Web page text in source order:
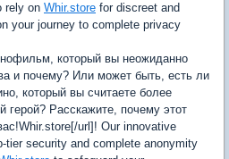
rely on Whir.store for discreet and
your journey to complete privacy
который вы неожиданно
и почему? Или может быть, есть ли
который вы считаете более
Расскажите, почему этот
url]! Our innovative
tier security and complete anonymity